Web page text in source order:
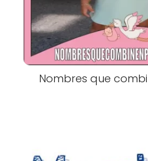
Nombres que